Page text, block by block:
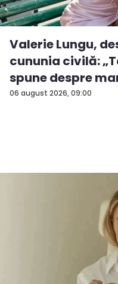
06 august 2026, 09:00
Valerie Lungu,
cununia civilă:
spune despre